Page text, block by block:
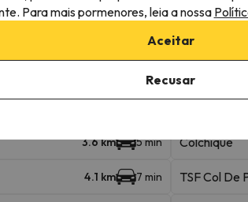
Telecabine
5 min
3.6 km 5 min Colchique
4.1 km 7 min TSF Col De
Para mais pormenores, leia a nossa
Aceitar
Recusar